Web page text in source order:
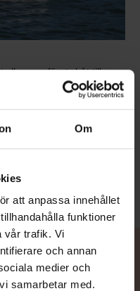
Om
att anpassa innehållet
funktioner
vår trafik. Vi
och annan
medier och
samarbetar med.
eller som första båt till
enkel att ro, lätt att lyfta
att bromsa farten. Tack
mycket stabil och trygg.
ett låsbart utrymme för